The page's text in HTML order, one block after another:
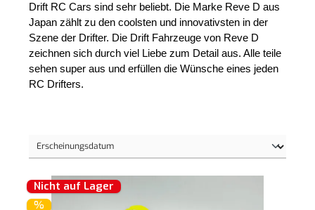
Drift RC Cars sind sehr beliebt. Die Marke Reve D aus
Japan zählt zu den coolsten und innovativsten in der
Szene der Drifter. Die Drift Fahrzeuge von Reve D
zeichnen sich durch viel Liebe zum Detail aus. Alle teile
sehen super aus und erfüllen die Wünsche eines jeden
RC Drifters.
Nicht auf Lager
%